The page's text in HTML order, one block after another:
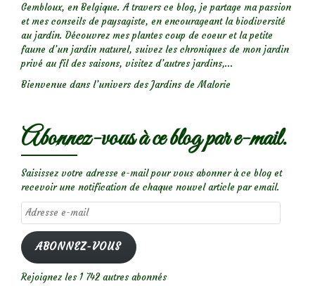
Gembloux, en Belgique. A travers ce blog, je partage ma passion
et mes conseils de paysagiste, en encourageant la biodiversité
au jardin. Découvrez mes plantes coup de coeur et la petite
faune d’un jardin naturel, suivez les chroniques de mon jardin
privé au fil des saisons, visitez d’autres jardins,...
Bienvenue dans l’univers des Jardins de Malorie
Abonnez-vous à ce blog par e-mail.
Saisissez votre adresse e-mail pour vous abonner à ce blog et
recevoir une notification de chaque nouvel article par email.
Adresse
e-
mail
ABONNEZ-VOUS
Rejoignez les 1 742 autres abonnés